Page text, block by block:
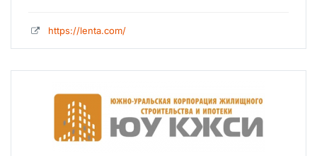
https://lenta.com/